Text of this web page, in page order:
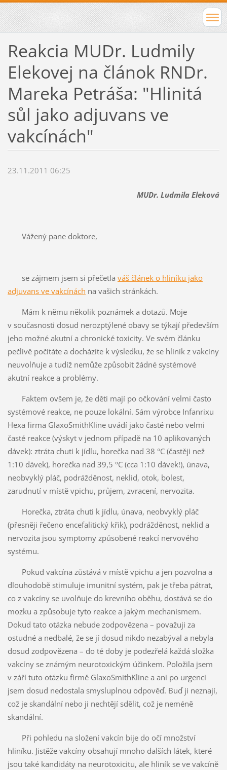
Reakcia MUDr. Ludmily
Elekovej na článok RNDr.
Mareka Petráša: "Hlinitá
sůl jako adjuvans ve
vakcínách"
23.11.2011 06:25
MUDr. Ludmila Eleková
Vážený pane doktore,
se zájmem jsem si přečetla váš článek o hliníku jako
adjuvans ve vakcínách na vašich stránkách.
Mám k němu několik poznámek a dotazů. Moje
v současnosti dosud nerozptýlené obavy se týkají především
jeho možné akutní a chronické toxicity. Ve svém článku
pečlivě počítáte a docházíte k výsledku, že se hliník z vakcíny
neuvolňuje a tudíž nemůže způsobit žádné systémové
akutní reakce a problémy.
Faktem ovšem je, že děti mají po očkování velmi často
systémové reakce, ne pouze lokální. Sám výrobce Infanrixu
Hexa firma GlaxoSmithKline uvádí jako časté nebo velmi
časté reakce (výskyt v jednom případě na 10 aplikovaných
dávek): ztráta chuti k jídlu, horečka nad 38 °C (častěji než
1:10 dávek), horečka nad 39,5 °C (cca 1:10 dávek!), únava,
neobvyklý pláč, podrážděnost, neklid, otok, bolest,
zarudnutí v místě vpichu, průjem, zvracení, nervozita.
Horečka, ztráta chuti k jídlu, únava, neobvyklý pláč
(přesněji řečeno encefalitický křik), podrážděnost, neklid a
nervozita jsou symptomy způsobené reakcí nervového
systému.
Pokud vakcína zůstává v místě vpichu a jen pozvolna a
dlouhodobě stimuluje imunitní systém, pak je třeba pátrat,
co z vakcíny se uvolňuje do krevního oběhu, dostává se do
mozku a způsobuje tyto reakce a jakým mechanismem.
Dokud tato otázka nebude zodpovězena – považuji za
ostudné a nedbalé, že se jí dosud nikdo nezabýval a nebyla
dosud zodpovězena – do té doby je podezřelá každá složka
vakcíny se známým neurotoxickým účinkem. Položila jsem
v září tuto otázku firmě GlaxoSmithKline a ani po urgenci
jsem dosud nedostala smysluplnou odpověď. Buď ji neznají,
což je skandální nebo ji nechtějí sdělit, což je neméně
skandální.
Při pohledu na složení vakcín bije do očí množství
hliníku. Jistěže vakcíny obsahují mnoho dalších látek, které
jsou také kandidáty na neurotoxicitu, ale hliník se ve vakcíně